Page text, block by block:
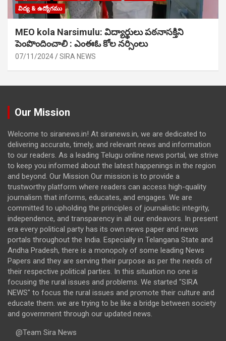
విద్య & ఉద్యోగము
MEO kola Narsimulu: విద్యార్థులు పఠ‌నాసక్తిని
పెంపొందించాలి : ఎంఈఓ కోల నర్సింలు
07/11/2024 SIRA NEWS
Our Mission
Welcome to siranews.in! At siranews.in, we are dedicated to
delivering accurate, timely, and relevant news and information
to our readers. As a leading Telugu online news portal, we strive
to keep you informed about the latest happenings in the region
and beyond. Our Mission Our mission is to provide a
trustworthy platform where readers can access high-quality
journalism that informs, educates, and engages. We are
committed to upholding the principles of journalistic integrity,
independence, and transparency in all our endeavors. In present
era every political party has its own news paper and news
portals throughout the India. Especially in Telangana State and
Andha Pradesh, there is a monopoly of some leading News
Papers and they are serving their purpose as per the needs of
their respective political parties. In this situation no one is
focusing the rural issues and problems. We started "SIRA
NEWS" to focus the rural issues and promote their culture and
educate them. we are trying to be like a bridge between society
and government through our updated news.
@Team Sira News